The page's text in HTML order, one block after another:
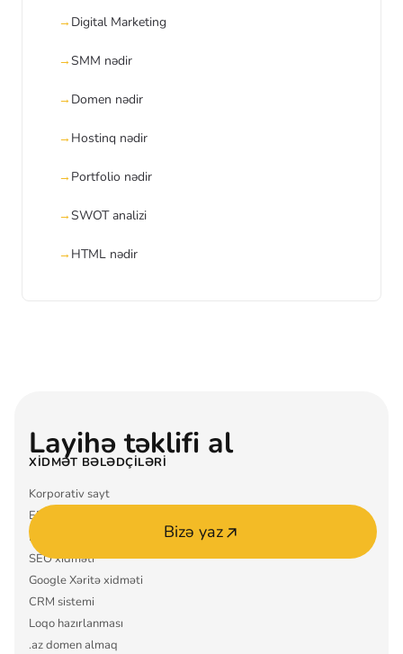
Digital Marketing
SMM nədir
Domen nədir
Hostinq nədir
Portfolio nədir
SWOT analizi
HTML nədir
XIDMƏT BƏLƏDÇILƏRI
Korporativ sayt
ERP sistemi
Mobil tətbiq MVP
SEO xidməti
Google Xəritə xidməti
CRM sistemi
Loqo hazırlanması
.az domen almaq
Layihə təklifi al
Bizə yaz